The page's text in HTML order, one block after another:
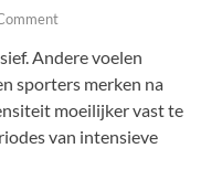
Andere voelen
sporters merken na
moeilijker vast te
van intensieve